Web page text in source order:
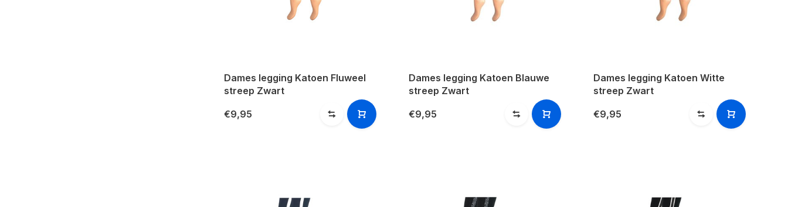
Dames legging Katoen Fluweel
streep Zwart
€9,95
Dames legging Katoen Blauwe
streep Zwart
€9,95
Dames legging Katoen Witte
streep Zwart
€9,95